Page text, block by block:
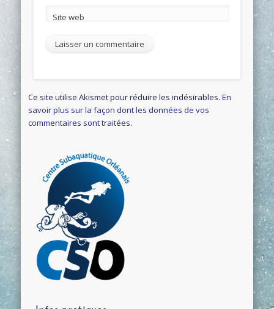
Site web
Ce site utilise Akismet pour réduire les indésirables.En
savoir plus sur la façon dont les données de vos
commentaires sont traitées.